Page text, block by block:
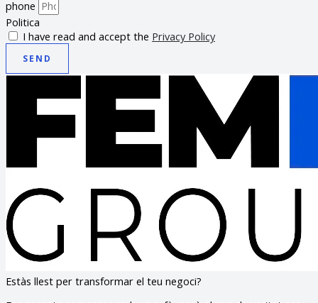
phone
Politica
I have read and accept the Privacy Policy
SEND
Estàs llest per transformar el teu negoci?